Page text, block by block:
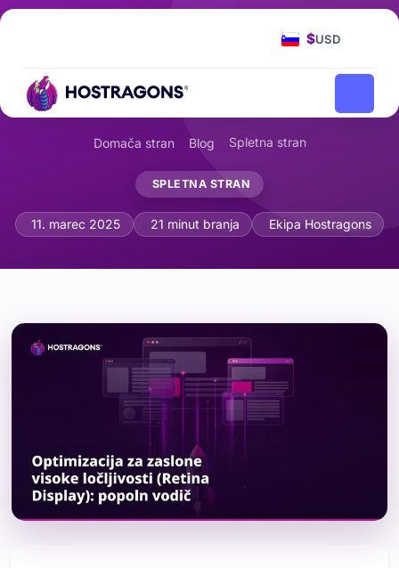
$USD
Domača stran Blog Spletna stran
SPLETNA STRAN
Optimizacija za zaslone visoke
11. marec 2025 21 minut branja Ekipa Hostragons